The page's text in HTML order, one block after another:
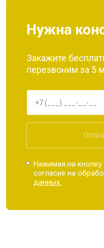
Нужна
Закажите
перезвоним за 5
Нажимая на
согласие на
данных.